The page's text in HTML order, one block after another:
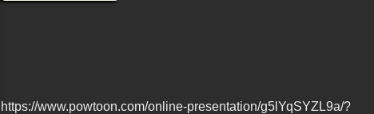
https://www.powtoon.com/online-presentation/g5lYqSYZL9a/?